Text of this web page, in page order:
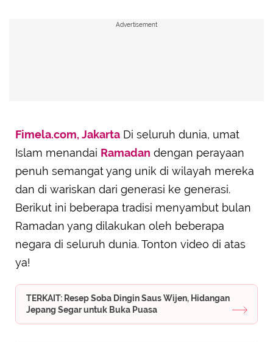
Advertisement
Fimela.com, Jakarta Di seluruh dunia, umat
Islam menandai Ramadan dengan perayaan
penuh semangat yang unik di wilayah mereka
dan di wariskan dari generasi ke generasi.
Berikut ini beberapa tradisi menyambut bulan
Ramadan yang dilakukan oleh beberapa
negara di seluruh dunia. Tonton video di atas
ya!
TERKAIT: Resep Soba Dingin Saus Wijen, Hidangan
Jepang Segar untuk Buka Puasa